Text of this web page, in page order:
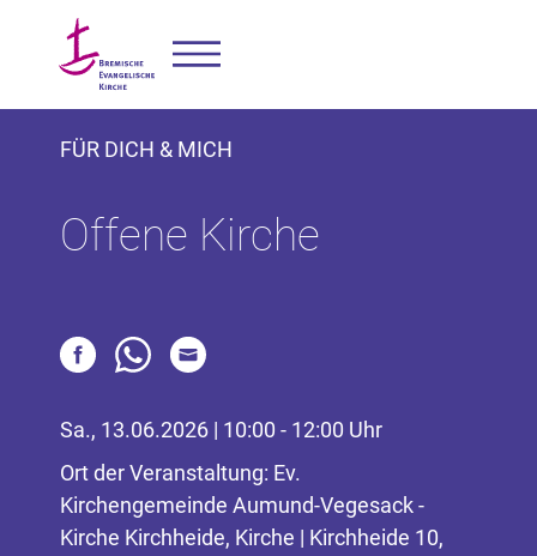
FÜR DICH & MICH
Offene Kirche
Sa., 13.06.2026 | 10:00 - 12:00 Uhr
Ort der Veranstaltung: Ev.
Kirchengemeinde Aumund-Vegesack -
Kirche Kirchheide, Kirche | Kirchheide 10,